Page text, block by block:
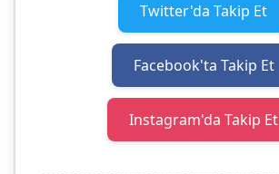
Twitter'da Takip Et
Facebook'ta Takip Et
Instagram'da Takip Et